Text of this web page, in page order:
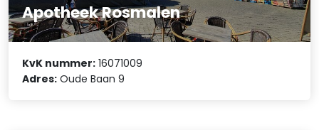
Apotheek Rosmalen
KvK nummer: 16071009
Adres: Oude Baan 9